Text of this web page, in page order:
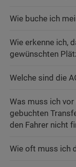
Wie buche ich
Wie erkenne ich,
gewünschten
Welche sind die
Was muss ich
gebuchten
den Fahrer nicht
Wie oft muss ich